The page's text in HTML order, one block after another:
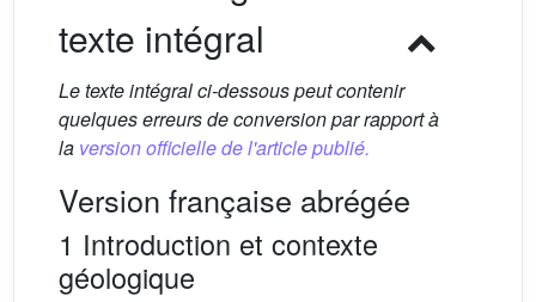
texte intégral
Le texte intégral ci-dessous peut contenir
quelques erreurs de conversion par rapport à
la version officielle de l'article publié.
Version française abrégée
1 Introduction et contexte
géologique